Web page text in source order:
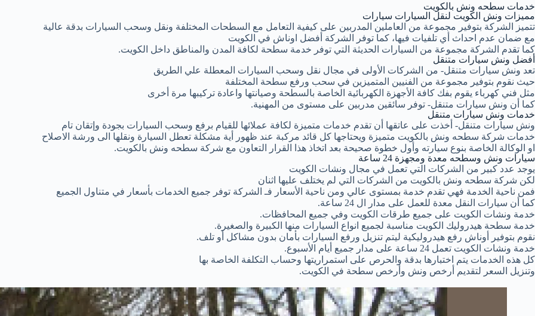
خدمات سطحه ونش بالكويت
مميزات ونش الكويت لنقل السيارات سيارات
تتميز الشركة بتوفير مجموعة من العاملين المدربين على كيفية التعامل مع السطحات المختلفة ونقل وسحب السيارات بدقة عالية
مع ضمان عدم احداث أي تلفيات فيها، كما توفر الشركة أفضل اوناش في الكويت
كما تقدم الشركة مجموعة من السيارات الحديثة التي توفر خدمة سطحة لكافة المدن والمناطق داخل الكويت.
أفضل ونش سيارات متنقل
تعد ونش سيارات متنقل- من الشركات الأولى في مجال نقل وسحب السيارات المعطلة علي الطريق
حيث نقوم بتوفير مجموعة من الفنيين المتميزين في سحب ورفع سطحة المختلفة
مثل فني كهرباء يقوم بفك كافة الأجهزة الكهربائية الخاصة بالسطحة وصيانتها واعادة تركيبها مرة أخرى
كما أن ونش سيارات متنقل- توفر سائقين مدربين على مستوى من المهنية.
خدمات ونش سيارات متنقل
ونش سيارات متنقل- أخذت على عاتقها أن تقدم خدمات متميزة لكافة عملائها للقيام برفع وسحب السيارات بجودة وإتقان تام
خدمات شركة سطحه ونش بالكويت متميزة ويحتاجها كل قائد مركبة عند ظهور أية مشكلة تعطل السيارة ونقلها الى ورشة الاصلاح
او الوكالة الخاصة بنوع سيارته وأول خطوة صحيحة بعد اتخاذ هذا القرار التعاون مع شركة سطحه ونش بالكويت.
سيارات ونش وسطحه معدة ومجهزة 24 ساعة
يوجد عدد كبير من الشركات التي تعمل في مجال ونشات الكويت
لكن شركة سطحه ونش بالكويت من الشركات التي لم يختلف عليها اثنان
فمن ناحية الخدمة فهي تقدم خدمة بمستوى عالي ومن ناحية الأسعار فـ الشركة توفر جميع الخدمات بأسعار في متناول الجميع
كما أن سيارات النقل معدة للعمل على مدار ال 24 ساعة.
خدمة ونشات الكويت على جميع طرقات الكويت وفي جميع المحافظات.
خدمة سطحة هيدروليك الكويت مناسبة لجميع انواع السيارات منها الكبيرة والصغيرة.
نقوم بتوفير أوناش رفع هيدروليكية ليتم تنزيل ورفع السيارات بأمان بدون مشاكل أو تلف.
خدمة ونشات الكويت تعمل 24 ساعة على مدار جميع أيام الأسبوع.
كل هذه الخدمات يتم اختبارها بدقة والحرص على استمراريتها وحساب التكلفة الخاصة بها
وتنزيل السعر لتقديم أرخص ونش وأرخص سطحة في الكويت.